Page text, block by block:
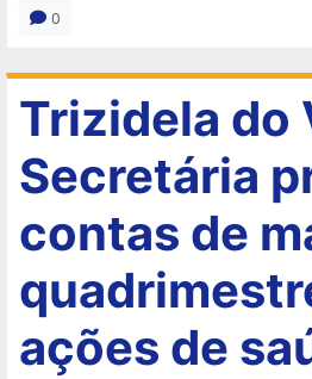
0
Trizidela do
Secretária
contas de
ações de